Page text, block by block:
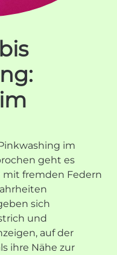
im
geht es
mit fremden Federn
sich
und
auf der
ihre Nähe zur